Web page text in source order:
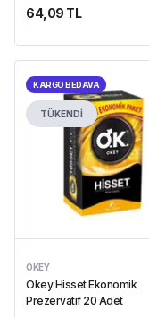
64,09 TL
KARGO BEDAVA
TÜKENDİ
OKEY
Okey Hisset Ekonomik
Prezervatif 20 Adet